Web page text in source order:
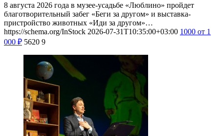
8 августа 2026 года в музее-усадьбе «Люблино» пройдет
благотворительный забег «Беги за другом» и выставка-
пристройство животных «Иди за другом»…
https://schema.org/InStock 2026-07-31T10:35:00+03:00 1000 от 1
000 ₽ 5620 9